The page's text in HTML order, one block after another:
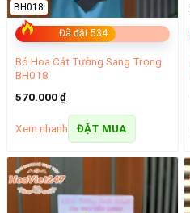
Đã đặt 534
BH018
Bó Hoa Cát Tường Sang Trọng
BH018
570.000₫
Xem nhanh ĐẶT MUA